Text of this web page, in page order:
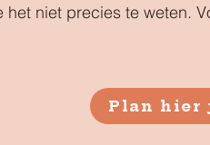
het niet precies te weten.
Plan hier